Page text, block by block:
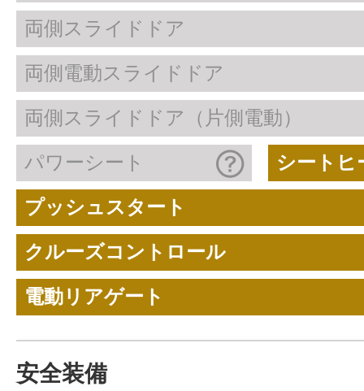
両側スライドドア
両側電動スライドドア
両側スライドドア（片側電動）
パワーシート シートヒ
プッシュスタート
クルーズコントロール
電動リアゲート
安全装備